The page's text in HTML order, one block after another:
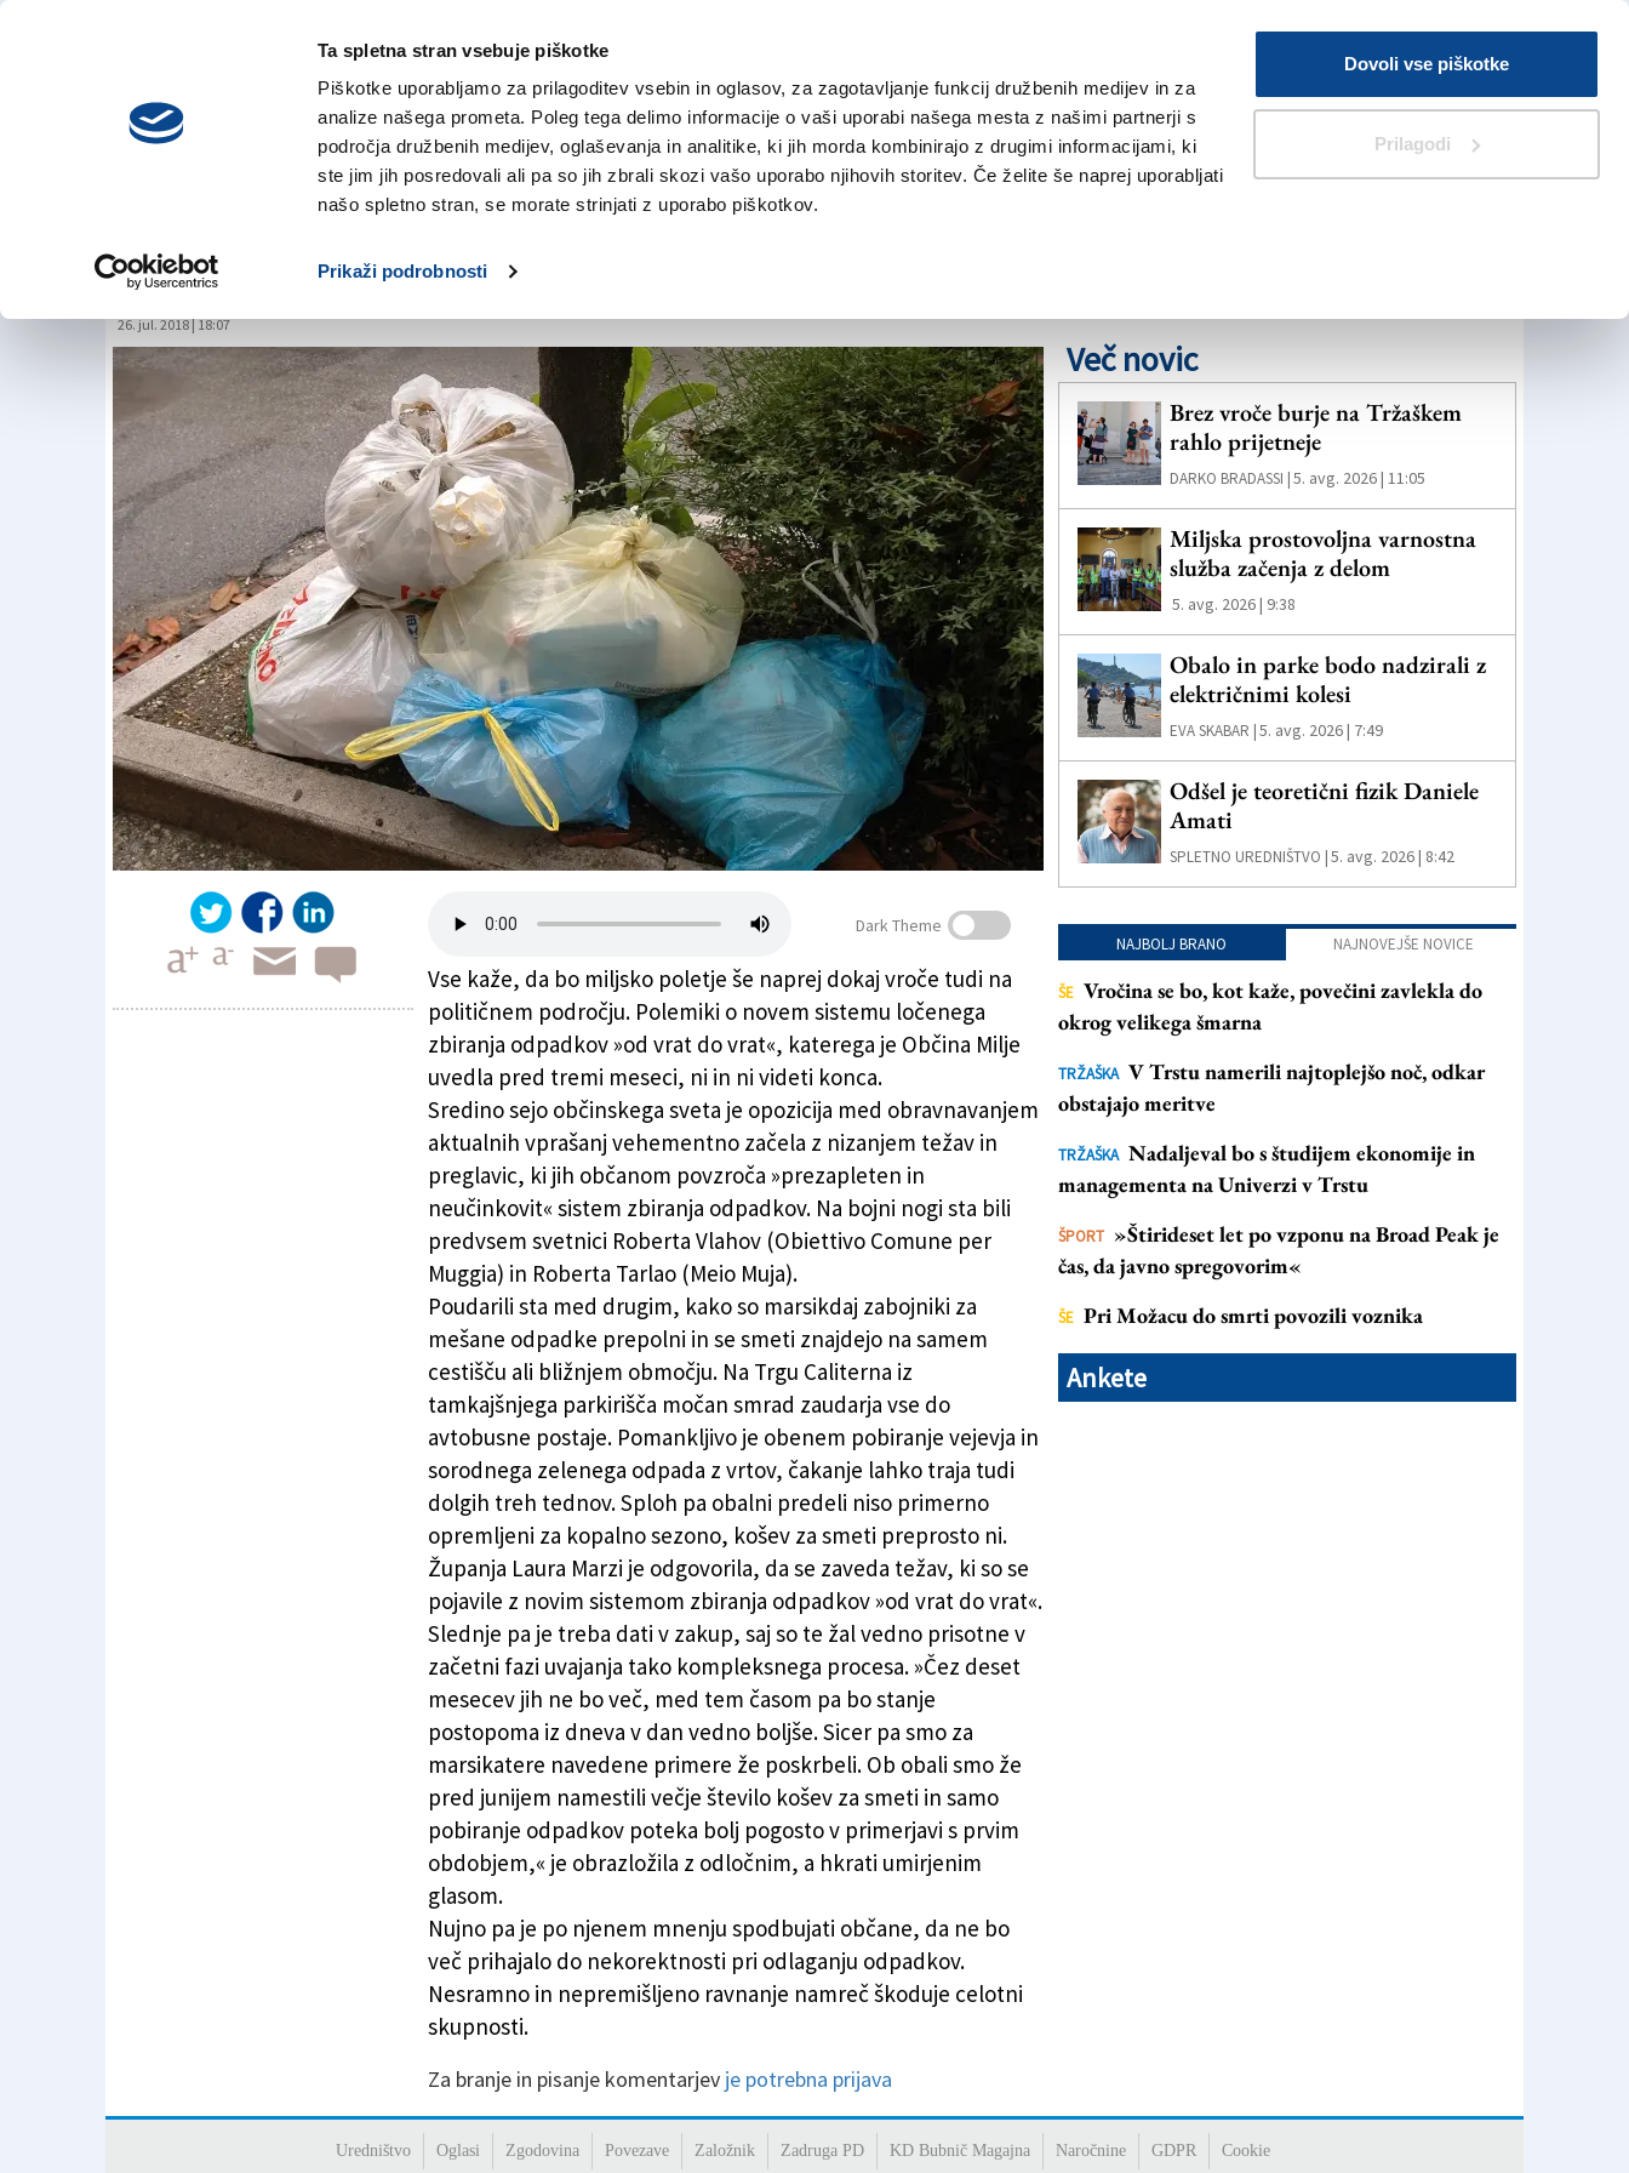
Ta spletna stran vsebuje piškotke
Piškotke uporabljamo za prilagoditev vsebin in oglasov, za zagotavljanje funkcij družbenih medijev in za
analize našega prometa. Poleg tega delimo informacije o vaši uporabi našega mesta z našimi partnerji s
področja družbenih medijev, oglaševanja in analitike, ki jih morda kombinirajo z drugimi informacijami, ki
ste jim jih posredovali ali pa so jih zbrali skozi vašo uporabo njihovih storitev. Če želite še naprej uporabljati
našo spletno stran, se morate strinjati z uporabo piškotkov.
Prikaži podrobnosti
Dovoli vse piškotke
Prilagodi
sreda,
5. avgusta 2026
V Kioskih
Iskanje
NOVICE TRŽAŠKA GORIŠKA KULTURA ŠPORT ŠE
Ločeno zbiranje odpadkov še vedno
vzburja opozicijo
26. jul. 2018 | 18:07
Ločeno zbiranje odpadkov še vedno vzburja opozicijo
Dark Theme
Vse kaže, da bo miljsko poletje še naprej dokaj vroče tudi na
političnem področju. Polemiki o novem sistemu ločenega
zbiranja odpadkov »od vrat do vrat«, katerega je Občina Milje
uvedla pred tremi meseci, ni in ni videti konca.
Sredino sejo občinskega sveta je opozicija med obravnavanjem
aktualnih vprašanj vehementno začela z nizanjem težav in
preglavic, ki jih občanom povzroča »prezapleten in
neučinkovit« sistem zbiranja odpadkov. Na bojni nogi sta bili
predvsem svetnici Roberta Vlahov (Obiettivo Comune per
Muggia) in Roberta Tarlao (Meio Muja).
Poudarili sta med drugim, kako so marsikdaj zabojniki za
mešane odpadke prepolni in se smeti znajdejo na samem
cestišču ali bližnjem območju. Na Trgu Caliterna iz
tamkajšnjega parkirišča močan smrad zaudarja vse do
avtobusne postaje. Pomankljivo je obenem pobiranje vejevja in
sorodnega zelenega odpada z vrtov, čakanje lahko traja tudi
dolgih treh tednov. Sploh pa obalni predeli niso primerno
opremljeni za kopalno sezono, košev za smeti preprosto ni.
Županja Laura Marzi je odgovorila, da se zaveda težav, ki so se
pojavile z novim sistemom zbiranja odpadkov »od vrat do vrat«.
Slednje pa je treba dati v zakup, saj so te žal vedno prisotne v
začetni fazi uvajanja tako kompleksnega procesa. »Čez deset
mesecev jih ne bo več, med tem časom pa bo stanje
postopoma iz dneva v dan vedno boljše. Sicer pa smo za
marsikatere navedene primere že poskrbeli. Ob obali smo že
pred junijem namestili večje število košev za smeti in samo
pobiranje odpadkov poteka bolj pogosto v primerjavi s prvim
obdobjem,« je obrazložila z odločnim, a hkrati umirjenim
glasom.
Nujno pa je po njenem mnenju spodbujati občane, da ne bo
več prihajalo do nekorektnosti pri odlaganju odpadkov.
Nesramno in nepremišljeno ravnanje namreč škoduje celotni
skupnosti.
Za branje in pisanje komentarjev je potrebna prijava
Več novic
Brez vroče burje na Tržaškem
rahlo prijetneje
DARKO BRADASSI |5. avg. 2026 | 11:05
Miljska prostovoljna varnostna
služba začenja z delom
5. avg. 2026 | 9:38
Obalo in parke bodo nadzirali z
električnimi kolesi
EVA SKABAR |5. avg. 2026 | 7:49
Odšel je teoretični fizik Daniele
Amati
SPLETNO UREDNIŠTVO |5. avg. 2026 | 8:42
NAJBOLJ BRANO NAJNOVEJŠE NOVICE
ŠE Vročina se bo, kot kaže, povečini zavlekla do
okrog velikega šmarna
TRŽAŠKA V Trstu namerili najtoplejšo noč, odkar
obstajajo meritve
TRŽAŠKA Nadaljeval bo s študijem ekonomije in
managementa na Univerzi v Trstu
ŠPORT »Štirideset let po vzponu na Broad Peak je
čas, da javno spregovorim«
ŠE Pri Možacu do smrti povozili voznika
Ankete
Uredništvo Oglasi Zgodovina Povezave Založnik Zadruga PD KD Bubnič Magajna Naročnine GDPR Cookie